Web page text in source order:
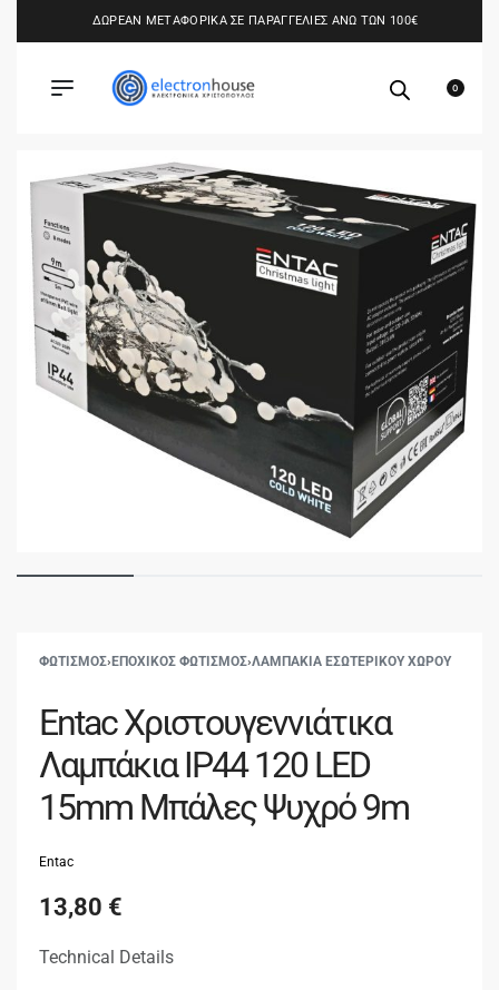
ΔΩΡΕΑΝ ΜΕΤΑΦΟΡΙΚΑ ΣΕ ΠΑΡΑΓΓΕΛΙΕΣ ΑΝΩ ΤΩΝ 100€
0
ΦΩΤΙΣΜΟΣ› ΕΠΟΧΙΚΟΣ ΦΩΤΙΣΜΟΣ›ΛΑΜΠΑΚΙΑ ΕΣΩΤΕΡΙΚΟΥ ΧΩΡΟΥ
Entac Χριστουγεννιάτικα
Λαμπάκια IP44 120 LED
15mm Μπάλες Ψυχρό 9m
Entac
13,80 €
Technical Details